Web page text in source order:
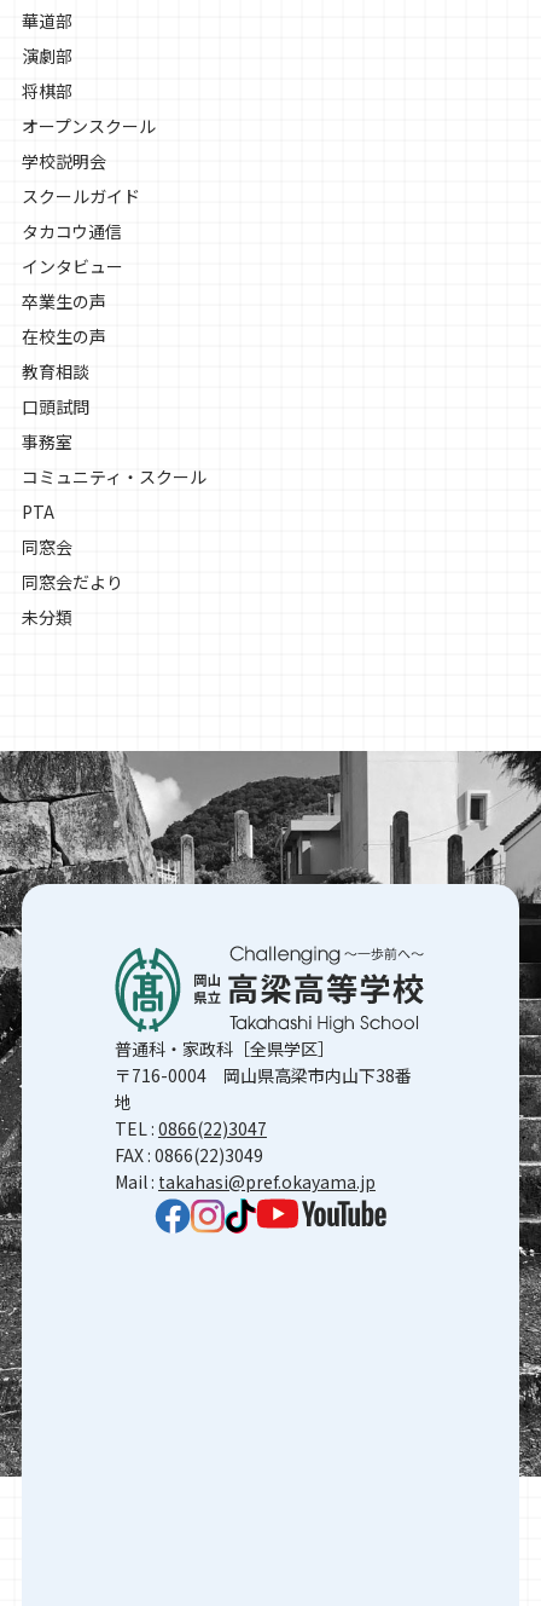
華道部
演劇部
将棋部
オープンスクール
学校説明会
スクールガイド
タカコウ通信
インタビュー
卒業生の声
在校生の声
教育相談
口頭試問
事務室
コミュニティ・スクール
PTA
同窓会
同窓会だより
未分類
普通科・家政科［全県学区］
〒716-0004 岡山県高梁市内山下38番
地
TEL : 0866(22)3047
FAX : 0866(22)3049
Mail : takahasi@pref.okayama.jp